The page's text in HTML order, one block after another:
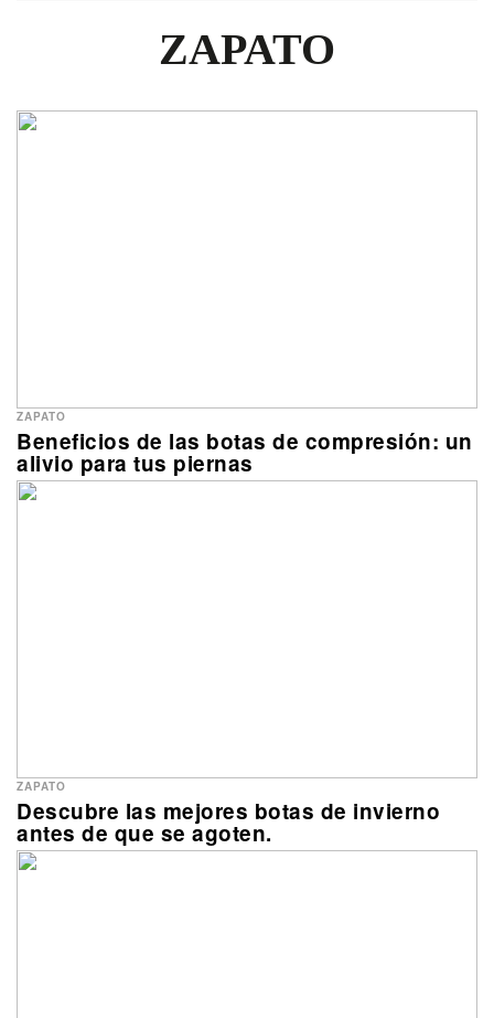
ZAPATO
Beneficios de las botas de compresión: un
alivio para tus piernas
ZAPATO
Descubre las mejores botas de invierno
antes de que se agoten.
ZAPATO